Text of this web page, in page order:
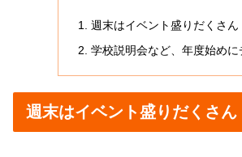
週末はイベント盛りだくさん
学校説明会など、年度始めに
週末はイベント盛りだくさん